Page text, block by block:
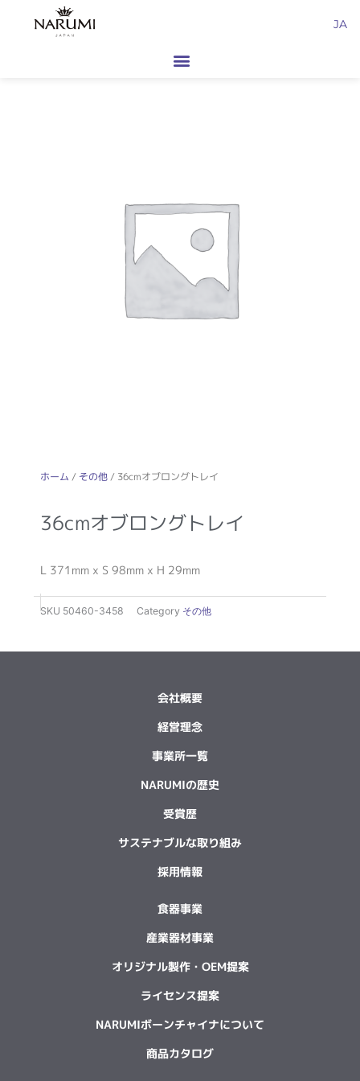
JA
ホーム / その他/ 36cmオブロングトレイ
36cmオブロングトレイ
L 371mm x S 98mm x H 29mm
SKU 50460-3458 Category その他
会社概要
経営理念
事業所一覧
NARUMIの歴史
受賞歴
サステナブルな取り組み
採用情報
食器事業
産業器材事業
オリジナル製作・OEM提案
ライセンス提案
NARUMIボーンチャイナについて
商品カタログ